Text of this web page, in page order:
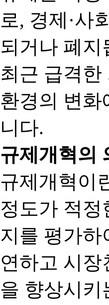
로, 경제·사
되거나 폐지
최근 급격
환경의 변화
니다.
규제개혁의
규제개혁이
정도가 적
지를 평가하
연하고 시
을 향상시키